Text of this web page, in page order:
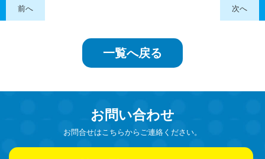
前へ 次へ
一覧へ戻る
お問い合わせ
お問合せはこちらからご連絡ください。